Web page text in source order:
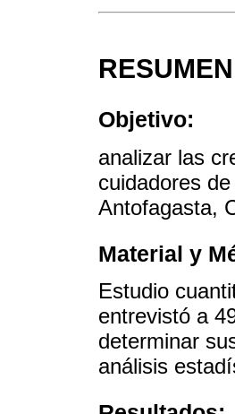
RESUMEN
Objetivo:
analizar las
cuidadores
Antofagasta,
Material y
Estudio
entrevistó a
determinar
análisis